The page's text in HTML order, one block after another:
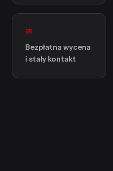
05
Bezpłatna wycena
i stały kontakt